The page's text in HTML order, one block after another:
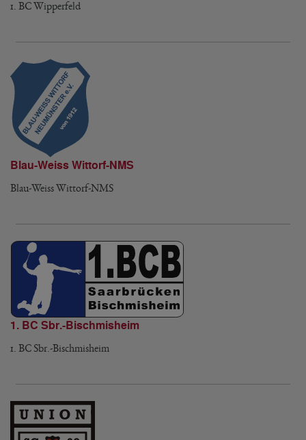
1. BC Wipperfeld
Blau-Weiss Wittorf-NMS
Blau-Weiss Wittorf-NMS
1. BC Sbr.-Bischmisheim
1. BC Sbr.-Bischmisheim